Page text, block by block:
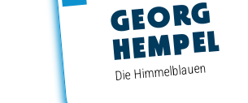
GEORG
HEMPEL
Die Himmelblauen